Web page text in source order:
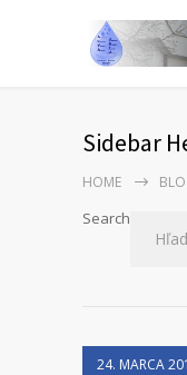
Sidebar
HOME
Search
24. MARCA